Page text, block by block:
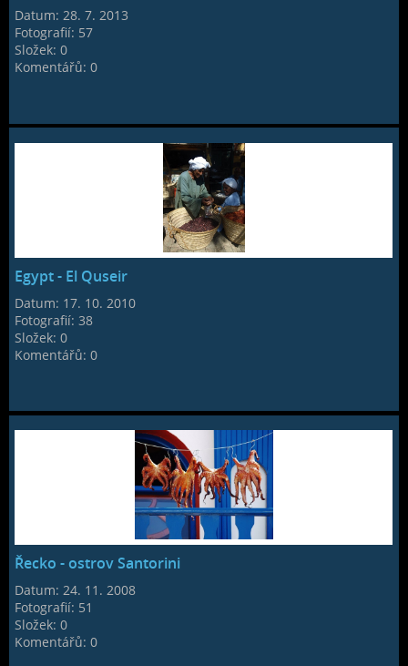
Datum:28. 7. 2013
Fotografií: 57
Složek:0
Komentářů:0
Egypt - El Quseir
Datum: 17. 10. 2010
Fotografií:38
Složek:0
Komentářů:0
Řecko - ostrov Santorini
Datum:24. 11. 2008
Fotografií: 51
Složek:0
Komentářů:0